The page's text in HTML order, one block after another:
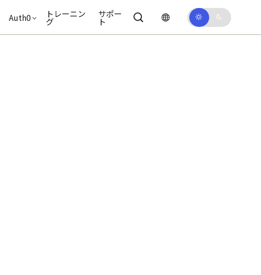
Auth0 トレーニン
グ
サポー
ト